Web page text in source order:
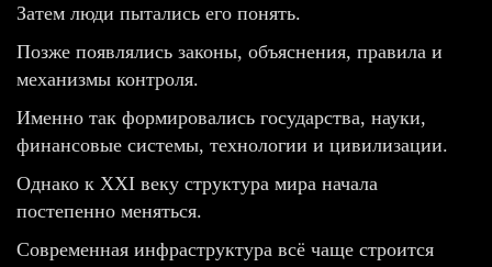
Затем люди пытались его понять.
Позже появлялись законы, объяснения, правила и
механизмы контроля.
Именно так формировались государства, науки,
финансовые системы, технологии и цивилизации.
Однако к XXI веку структура мира начала
постепенно меняться.
Современная инфраструктура всё чаще строится